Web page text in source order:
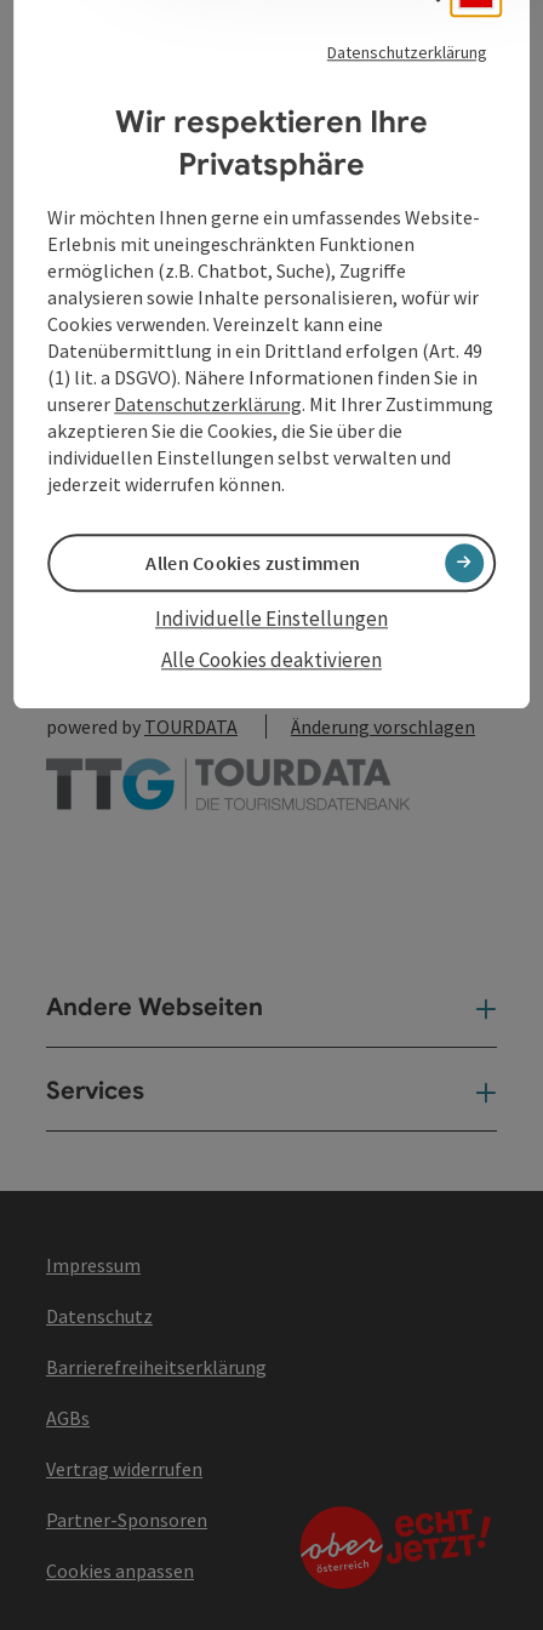
Öffnungszeiten
Anreise/Lage
Barrierefreiheit
Beitrag merken
zum Merkzettel
PDF erstellen
Beitrag drucken
powered by TOURDATA Änderung vorschlagen
Andere Webseiten
Services
Impressum
Datenschutz
Barrierefreiheitserklärung
AGBs
Vertrag widerrufen
Partner-Sponsoren
Cookies anpassen
Datenschutzerklärung
Wir respektieren Ihre
Privatsphäre
Wir möchten Ihnen gerne ein umfassendes Website-
Erlebnis mit uneingeschränkten Funktionen
ermöglichen (z.B. Chatbot, Suche), Zugriffe
analysieren sowie Inhalte personalisieren, wofür wir
Cookies verwenden. Vereinzelt kann eine
Datenübermittlung in ein Drittland erfolgen (Art. 49
(1) lit. a DSGVO). Nähere Informationen finden Sie in
unserer Datenschutzerklärung. Mit Ihrer Zustimmung
akzeptieren Sie die Cookies, die Sie über die
individuellen Einstellungen selbst verwalten und
jederzeit widerrufen können.
Alle Cookies deaktivieren
Individuelle Einstellungen
Allen Cookies zustimmen